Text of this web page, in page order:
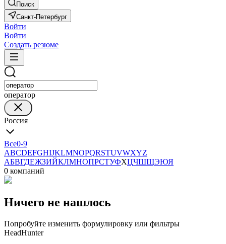
Поиск
Санкт-Петербург
Войти
Войти
Создать резюме
оператор
Россия
Все0-9
ABCDEFGHIJKLMNOPQRSTUVWXYZ
АБВГДЕЖЗИЙКЛМНОПРСТУФХЦЧШЩЭЮЯ
0 компаний
Ничего не нашлось
Попробуйте изменить формулировку или фильтры
HeadHunter